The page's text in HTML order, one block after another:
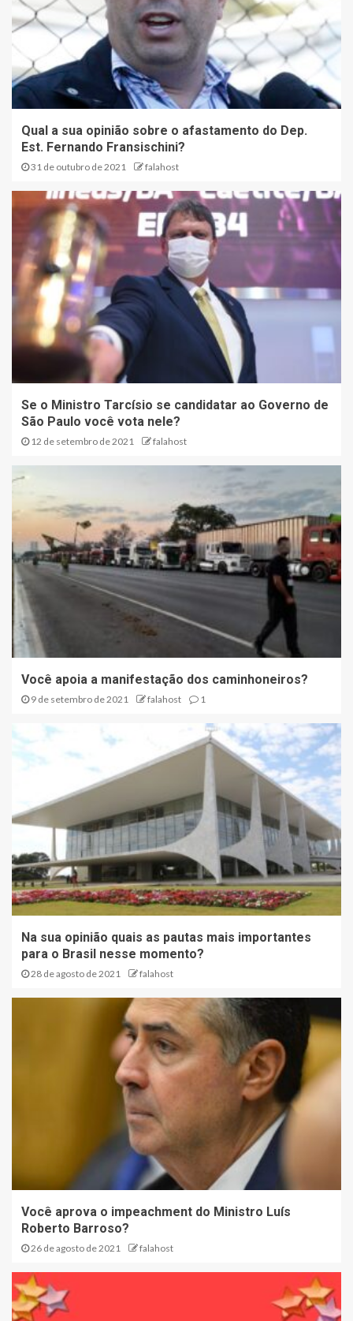
Qual a sua opinião sobre o afastamento do Dep.
Est. Fernando Fransischini?
31 de outubro de 2021 falahost
Se o Ministro Tarcísio se candidatar ao Governo de
São Paulo você vota nele?
12 de setembro de 2021 falahost
Você apoia a manifestação dos caminhoneiros?
9 de setembro de 2021 falahost 1
Na sua opinião quais as pautas mais importantes
para o Brasil nesse momento?
28 de agosto de 2021 falahost
Você aprova o impeachment do Ministro Luís
Roberto Barroso?
26 de agosto de 2021 falahost